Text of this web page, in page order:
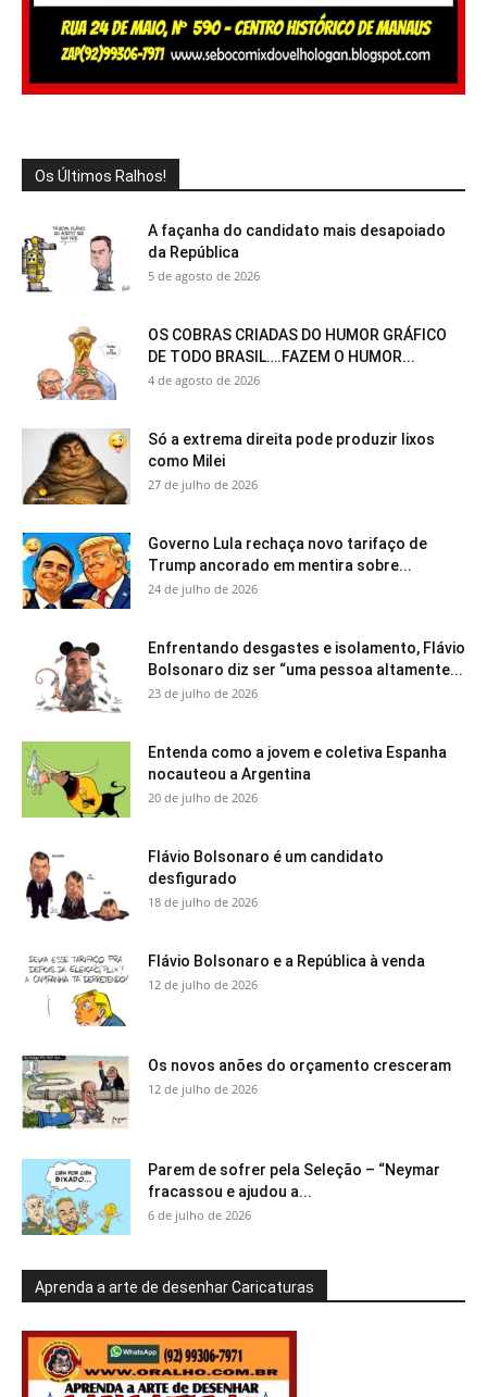
Os Últimos Ralhos!
A façanha do candidato mais desapoiado
da República
5 de agosto de 2026
OS COBRAS CRIADAS DO HUMOR GRÁFICO
DE TODO BRASIL….FAZEM O HUMOR...
4 de agosto de 2026
Só a extrema direita pode produzir lixos
como Milei
27 de julho de 2026
Governo Lula rechaça novo tarifaço de
Trump ancorado em mentira sobre...
24 de julho de 2026
Enfrentando desgastes e isolamento, Flávio
Bolsonaro diz ser “uma pessoa altamente...
23 de julho de 2026
Entenda como a jovem e coletiva Espanha
nocauteou a Argentina
20 de julho de 2026
Flávio Bolsonaro é um candidato
desfigurado
18 de julho de 2026
Flávio Bolsonaro e a República à venda
12 de julho de 2026
Os novos anões do orçamento cresceram
12 de julho de 2026
Parem de sofrer pela Seleção – “Neymar
fracassou e ajudou a...
6 de julho de 2026
Aprenda a arte de desenhar Caricaturas